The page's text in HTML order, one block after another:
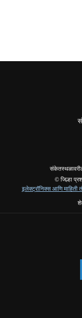
संकेतस्थळावरील
© जिल्हा
इलेक्ट्रॉनिक्स आणि माहिती